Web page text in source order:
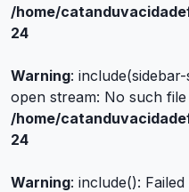
/home/
24
Warning:
open stream: No such
/home/
24
Warning: include():